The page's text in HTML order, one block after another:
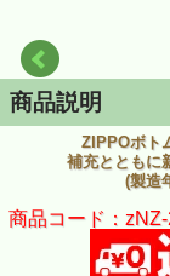
商品説明
ZIPPOボト
補充とともに
(製造
商品コード：